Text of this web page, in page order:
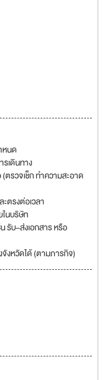
หนด
เดินทาง
ตรวจเช็ก ทำความสะอาด
ะตรงต่อเวลา
นบริษัท
รับ–ส่งเอกสาร หรือ
งหวัดได้ (ตามภารกิจ)